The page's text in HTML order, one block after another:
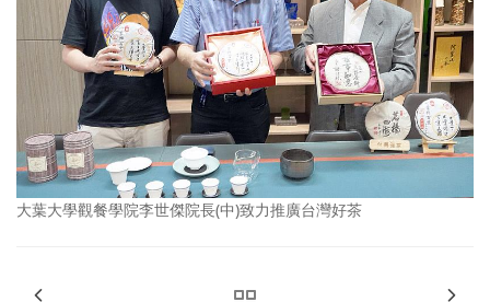
大葉大學觀餐學院李世傑院長(中)致力推廣台灣好茶